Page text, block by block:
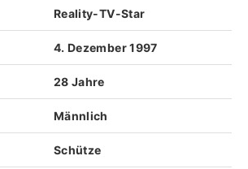
Reality-TV-Star
4. Dezember 1997
28 Jahre
Männlich
Schütze